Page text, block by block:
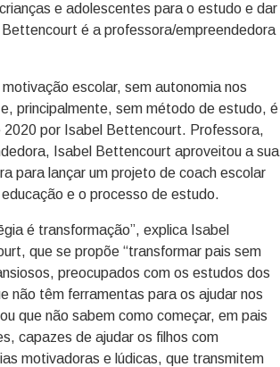
e adolescentes para o estudo e dar
é a professora/empreendedora
escolar, sem autonomia nos
principalmente, sem método de estudo, é
2020 por Isabel Bettencourt. Professora,
Isabel Bettencourt aproveitou a sua
para lançar um projeto de coach escolar
e o processo de estudo.
é transformação”, explica Isabel
que se propõe “transformar pais sem
preocupados com os estudos dos
não têm ferramentas para os ajudar nos
que não sabem como começar, em pais
capazes de ajudar os filhos com
motivadoras e lúdicas, que transmitem